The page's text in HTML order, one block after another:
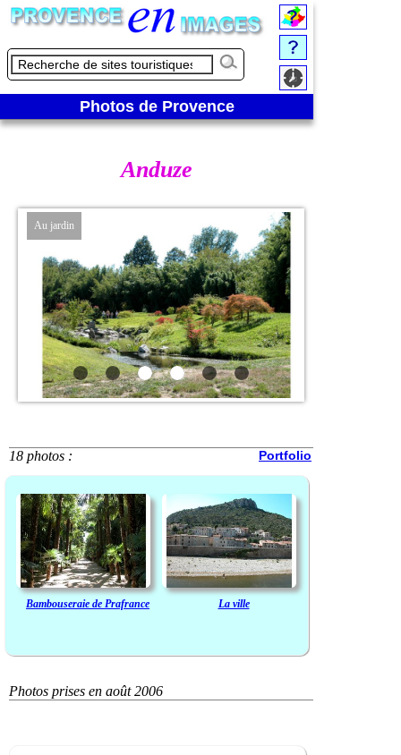
Photos de Provence
Anduze
Au jardin
18 photos : Portfolio
Bambouseraie de Prafrance La ville
Photos prises en août 2006